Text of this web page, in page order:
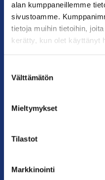
alan kumppaneillemme
sivustoamme.
tietoja muihin tietoihin,
kerätty, kun olet käyttänyt
valinta
Välttämätön
Mieltymykset
Tilastot
Markkinointi
YHTEYSTIEDOT
Helsingin toimisto
Anna palautetta >